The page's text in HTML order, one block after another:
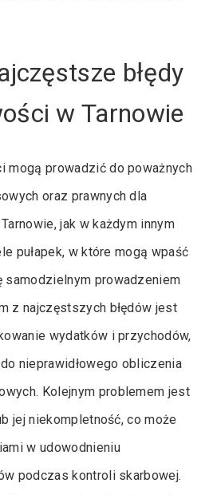
błędy
w Tarnowie
mogą prowadzić do poważnych
oraz prawnych dla
jak w każdym innym
pułapek, w które mogą wpaść
samodzielnym prowadzeniem
z najczęstszych błędów jest
wydatków i przychodów,
nieprawidłowego obliczenia
Kolejnym problemem jest
jej niekompletność, co może
w udowodnieniu
podczas kontroli skarbowej.